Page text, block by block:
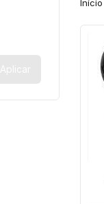
Aplicar
Início